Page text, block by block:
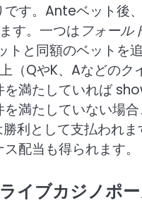
す。Anteベット後
す。一つはフォール
トと同額のベットを
（QやK、Aなどの
を満たしていれば
満たしていない場
利として支払われ
配当も得られます。
イブカジノポ